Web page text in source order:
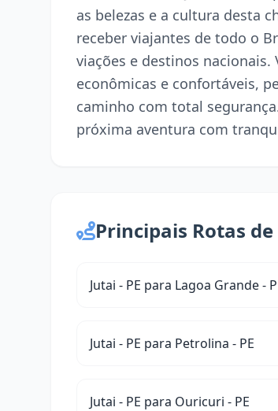
as belezas e a cultura desta
receber viajantes de todo o
viações e destinos nacionais.
econômicas e confortáveis,
caminho com total
próxima aventura com
Principais Rotas
Jutai - PE para Lagoa Grande -
Jutai - PE para Petrolina - PE
Jutai - PE para Ouricuri - PE